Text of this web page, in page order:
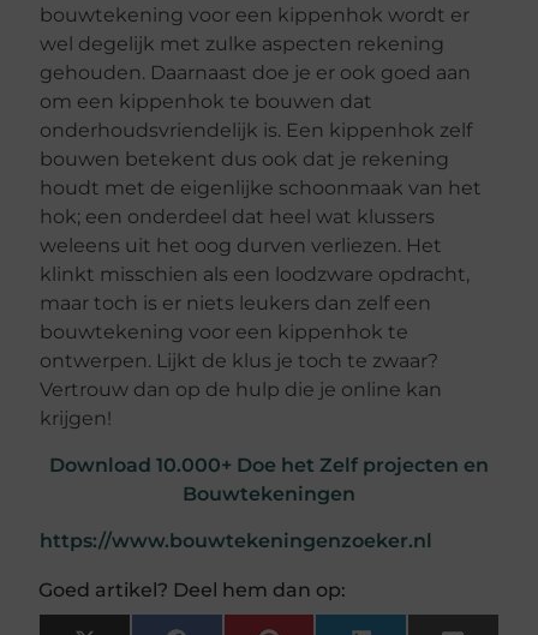
bouwtekening voor een kippenhok wordt er
wel degelijk met zulke aspecten rekening
gehouden. Daarnaast doe je er ook goed aan
om een kippenhok te bouwen dat
onderhoudsvriendelijk is. Een kippenhok zelf
bouwen betekent dus ook dat je rekening
houdt met de eigenlijke schoonmaak van het
hok; een onderdeel dat heel wat klussers
weleens uit het oog durven verliezen. Het
klinkt misschien als een loodzware opdracht,
maar toch is er niets leukers dan zelf een
bouwtekening voor een kippenhok te
ontwerpen. Lijkt de klus je toch te zwaar?
Vertrouw dan op de hulp die je online kan
krijgen!
Download 10.000+ Doe het Zelf projecten en
Bouwtekeningen
https://www.bouwtekeningenzoeker.nl
Goed artikel? Deel hem dan op: